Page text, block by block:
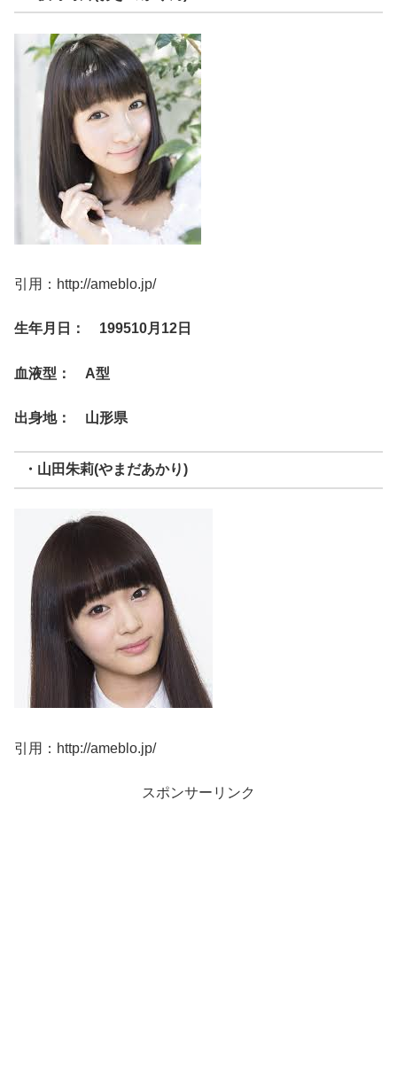
引用：http://ameblo.jp/
生年月日： 199510月12日
血液型： A型
出身地： 山形県
・山田朱莉(やまだあかり)
引用：http://ameblo.jp/
スポンサーリンク